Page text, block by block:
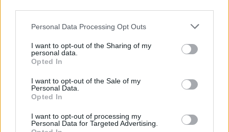
Please note that this website/app uses one or more Google
not limited to your visit or usage behaviour. You may click to
grant or deny consent to Google and its third-party tags to
use your data for below specified purposes in below Google
consent section.
Personal Data Processing Opt Outs
I want to opt-out of the Sharing of my
personal data.
Opted In
I want to opt-out of the Sale of my
Personal Data.
Opted In
I want to opt-out of processing my
Personal Data for Targeted Advertising.
Pénteken újra csökken a benzin és a gázolaj ára is
Napokon belül megválasztja az új köztársasági elnököt az
Országgyűlés
Harmadfokú hőségriasztás az országban: Szolnokon klímát
javítottak, helikoptereket is bevetettek a tüzeknél
A zárkában rosszul lett, elájult – ilyen körülményekről